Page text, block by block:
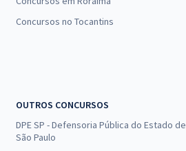
Concursos no Tocantins
OUTROS CONCURSOS
DPE SP - Defensoria Pública do Estado de
São Paulo